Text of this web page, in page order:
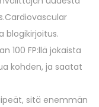
blogikirjoitus.
100 FP:llä jokaista
kohden, ja saatat
sitä enemmän